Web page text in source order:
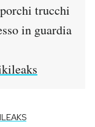
trucchi
in guardia